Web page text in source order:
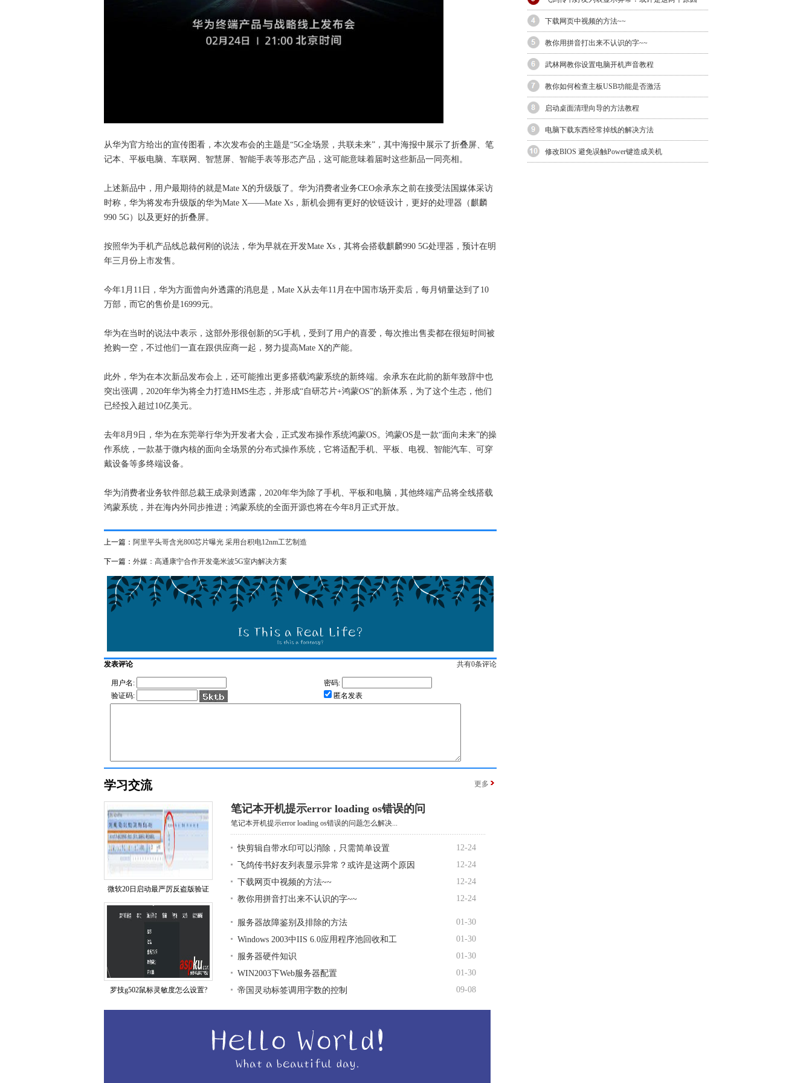
从华为官方给出的宣传图看，本次发布会的主题是“5G全场景，共联未来”，其中海报中展示了折叠屏、笔
记本、平板电脑、车联网、智慧屏、智能手表等形态产品，这可能意味着届时这些新品一同亮相。
上述新品中，用户最期待的就是Mate X的升级版了。华为消费者业务CEO余承东之前在接受法国媒体采访
时称，华为将发布升级版的华为Mate X——Mate Xs，新机会拥有更好的铰链设计，更好的处理器（麒麟
990 5G）以及更好的折叠屏。
按照华为手机产品线总裁何刚的说法，华为早就在开发Mate Xs，其将会搭载麒麟990 5G处理器，预计在明
年三月份上市发售。
今年1月11日，华为方面曾向外透露的消息是，Mate X从去年11月在中国市场开卖后，每月销量达到了10
万部，而它的售价是16999元。
华为在当时的说法中表示，这部外形很创新的5G手机，受到了用户的喜爱，每次推出售卖都在很短时间被
抢购一空，不过他们一直在跟供应商一起，努力提高Mate X的产能。
此外，华为在本次新品发布会上，还可能推出更多搭载鸿蒙系统的新终端。余承东在此前的新年致辞中也
突出强调，2020年华为将全力打造HMS生态，并形成“自研芯片+鸿蒙OS”的新体系，为了这个生态，他们
已经投入超过10亿美元。
去年8月9日，华为在东莞举行华为开发者大会，正式发布操作系统鸿蒙OS。鸿蒙OS是一款“面向未来”的操
作系统，一款基于微内核的面向全场景的分布式操作系统，它将适配手机、平板、电视、智能汽车、可穿
戴设备等多终端设备。
华为消费者业务软件部总裁王成录则透露，2020年华为除了手机、平板和电脑，其他终端产品将全线搭载
鸿蒙系统，并在海内外同步推进；鸿蒙系统的全面开源也将在今年8月正式开放。
上一篇： 阿里平头哥含光800芯片曝光 采用台积电12nm工艺制造
下一篇： 外媒：高通康宁合作开发毫米波5G室内解决方案
发表评论 共有0条评论
用户名:
密码:
验证码:
匿名发表
学习交流 更多
微软20日启动最严厉反盗版验证
罗技g502鼠标灵敏度怎么设置?
笔记本开机提示error loading os错误的问
笔记本开机提示error loading os错误的问题怎么解决...
快剪辑自带水印可以消除，只需简单设置
12-24
飞鸽传书好友列表显示异常？或许是这两个原因
12-24
下载网页中视频的方法~~
12-24
教你用拼音打出来不认识的字~~
12-24
服务器故障鉴别及排除的方法
01-30
Windows 2003中IIS 6.0应用程序池回收和工
01-30
服务器硬件知识
01-30
WIN2003下Web服务器配置
01-30
帝国灵动标签调用字数的控制
09-08
下载网页中视频的方法~~
教你用拼音打出来不认识的字~~
武林网教你设置电脑开机声音教程
教你如何检查主板USB功能是否激活
启动桌面清理向导的方法教程
电脑下载东西经常掉线的解决方法
修改BIOS 避免误触Power键造成关机